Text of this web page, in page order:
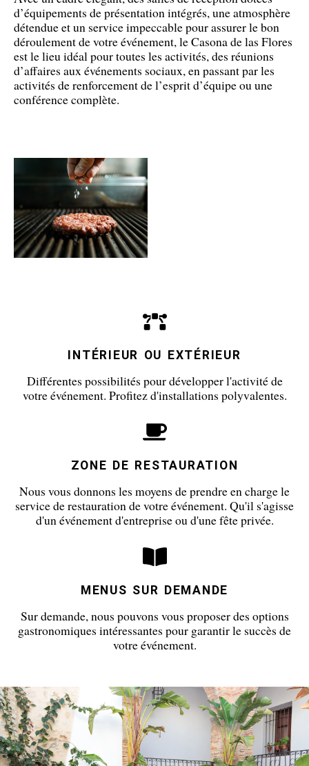
d’équipements de présentation intégrés, une atmosphère
détendue et un service impeccable pour assurer le bon
déroulement de votre événement, le Casona de las Flores
est le lieu idéal pour toutes les activités, des réunions
d’affaires aux événements sociaux, en passant par les
activités de renforcement de l’esprit d’équipe ou une
conférence complète.
INTÉRIEUR OU EXTÉRIEUR
Différentes possibilités pour développer l'activité de
votre événement. Profitez d'installations polyvalentes.
ZONE DE RESTAURATION
Nous vous donnons les moyens de prendre en charge le
service de restauration de votre événement. Qu'il s'agisse
d'un événement d'entreprise ou d'une fête privée.
MENUS SUR DEMANDE
Sur demande, nous pouvons vous proposer des options
gastronomiques intéressantes pour garantir le succès de
votre événement.